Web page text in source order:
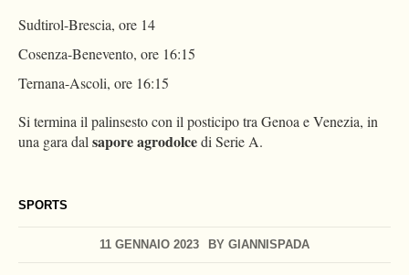
SPORTS
11 GENNAIO 2023 BY GIANNISPADA
Sudtirol-Brescia, ore 14
Cosenza-Benevento, ore 16:15
Ternana-Ascoli, ore 16:15
Si termina il palinsesto con il posticipo tra Genoa e Venezia, in
una gara dalsapore agrodolcedi Serie A.